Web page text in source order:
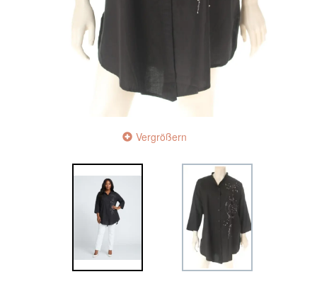
Vergrößern